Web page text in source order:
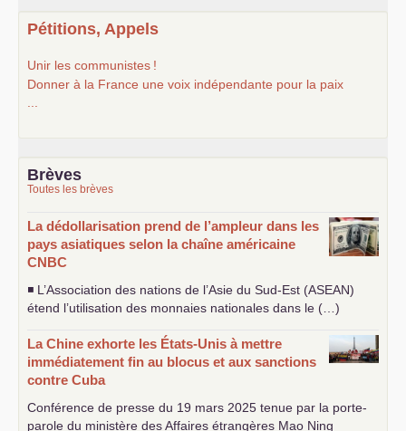
Pétitions, Appels
Unir les communistes !
Donner à la France une voix indépendante pour la paix
Brèves
Toutes les brèves
La dédollarisation prend de l’ampleur dans les
pays asiatiques selon la chaîne américaine
CNBC
◾ L’Association des nations de l’Asie du Sud-Est (ASEAN)
étend l’utilisation des monnaies nationales dans le (…)
La Chine exhorte les États-Unis à mettre
immédiatement fin au blocus et aux sanctions
contre Cuba
Conférence de presse du 19 mars 2025 tenue par la porte-
parole du ministère des Affaires étrangères Mao Ning